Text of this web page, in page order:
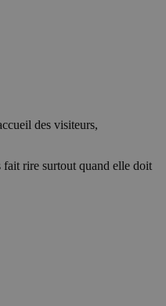
des visiteurs,
fait rire surtout quand elle doit